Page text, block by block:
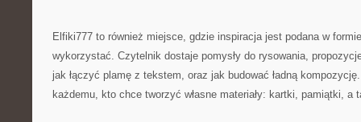
Elfiki777 to również miejsce, gdzie inspiracja jest podana w
wykorzystać. Czytelnik dostaje pomysły do rysowania,
jak łączyć plamę z tekstem, oraz jak budować ładną
każdemu, kto chce tworzyć własne materiały: kartki, pamiątki, a